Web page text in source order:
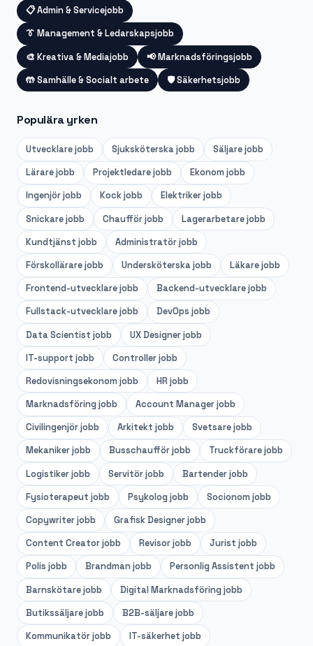
📋Admin & Servicejobb
👔 Management & Ledarskapsjobb
🎨 Kreativa & Mediajobb 📢Marknadsföringsjobb
🤲Samhälle & Socialt arbete 🛡️Säkerhetsjobb
Populära yrken
Utvecklarejobb Sjuksköterskajobb Säljarejobb
Lärarejobb Projektledarejobb Ekonom jobb
Ingenjörjobb Kockjobb Elektrikerjobb
Snickarejobb Chaufförjobb Lagerarbetarejobb
Kundtjänst jobb Administratörjobb
Förskollärarejobb Undersköterskajobb Läkarejobb
Frontend-utvecklarejobb Backend-utvecklarejobb
Fullstack-utvecklarejobb DevOps jobb
Data Scientist jobb UX Designerjobb
IT-support jobb Controllerjobb
Redovisningsekonom jobb HR jobb
Marknadsföring jobb Account Managerjobb
Civilingenjörjobb Arkitekt jobb Svetsarejobb
Mekanikerjobb Busschaufförjobb Truckförarejobb
Logistikerjobb Servitörjobb Bartenderjobb
Fysioterapeut jobb Psykolog jobb Socionom jobb
Copywriterjobb Grafisk Designerjobb
Content Creatorjobb Revisorjobb Jurist jobb
Polis jobb Brandman jobb Personlig Assistent jobb
Barnskötarejobb Digital Marknadsföring jobb
Butikssäljarejobb B2B-säljarejobb
Kommunikatörjobb IT-säkerhet jobb